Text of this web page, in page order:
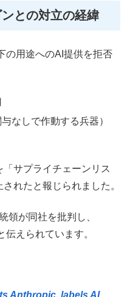
との対立の経緯
の用途へのAI提供を拒否
なしで作動する兵器）
サプライチェーンリス
れたと報じられました。
領が同社を批判し、
えられています。